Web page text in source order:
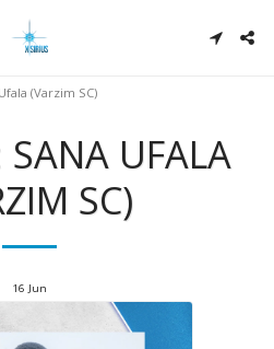
(Varzim SC)
SANA UFALA
SC)
16 Jun